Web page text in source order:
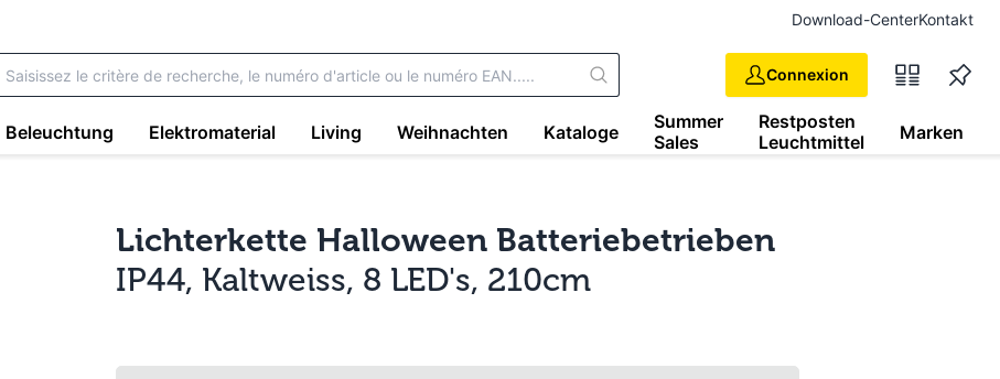
Download-CenterKontakt
Connexion
Beleuchtung Elektromaterial Living Weihnachten Kataloge
Summer
Sales
Restposten
Leuchtmittel
Marken
Lichterkette Halloween Batteriebetrieben
IP44, Kaltweiss, 8 LED's, 210cm